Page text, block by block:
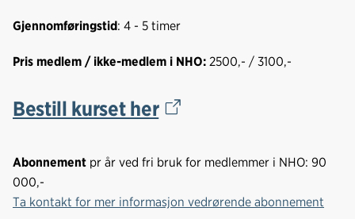
Gjennomføringstid: 4 - 5 timer
Pris medlem / ikke-medlem i NHO: 2500,- / 3100,-
Bestill kurset her
Abonnement pr år ved fri bruk for medlemmer i NHO: 90
000,-
Ta kontakt for mer informasjon vedrørende abonnement